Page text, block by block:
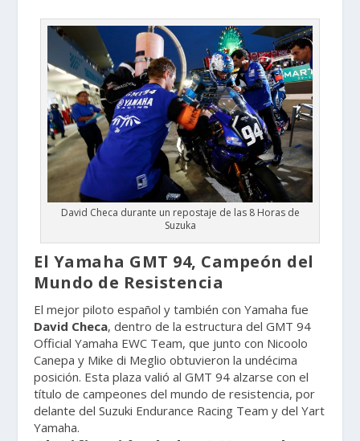
David Checa durante un repostaje de las 8 Horas de
Suzuka
El Yamaha GMT 94, Campeón del
Mundo de Resistencia
El mejor piloto español y también con Yamaha fue
David Checa, dentro de la estructura del GMT 94
Official Yamaha EWC Team, que junto con Nicoolo
Canepa y Mike di Meglio obtuvieron la undécima
posición. Esta plaza valió al GMT 94 alzarse con el
título de campeones del mundo de resistencia, por
delante del Suzuki Endurance Racing Team y del Yart
Yamaha.